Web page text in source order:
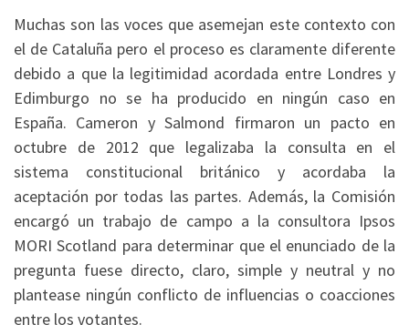
Muchas son las voces que asemejan este contexto con
el de Cataluña pero el proceso es claramente diferente
debido a que la legitimidad acordada entre Londres y
Edimburgo no se ha producido en ningún caso en
España. Cameron y Salmond firmaron un pacto en
octubre de 2012 que legalizaba la consulta en el
sistema constitucional británico y acordaba la
aceptación por todas las partes. Además, la Comisión
encargó un trabajo de campo a la consultora Ipsos
MORI Scotland para determinar que el enunciado de la
pregunta fuese directo, claro, simple y neutral y no
plantease ningún conflicto de influencias o coacciones
entre los votantes.